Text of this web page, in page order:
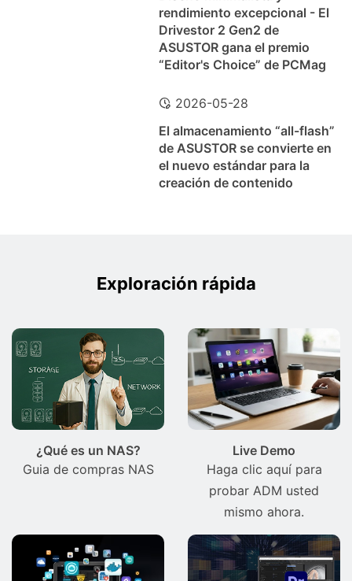
rendimiento excepcional - El
Drivestor 2 Gen2 de
ASUSTOR gana el premio
“Editor's Choice” de PCMag
2026-05-28
El almacenamiento “all-flash”
de ASUSTOR se convierte en
el nuevo estándar para la
creación de contenido
Exploración rápida
¿Qué es un NAS?
Guia de compras NAS
Live Demo
Haga clic aquí para
probar ADM usted
mismo ahora.